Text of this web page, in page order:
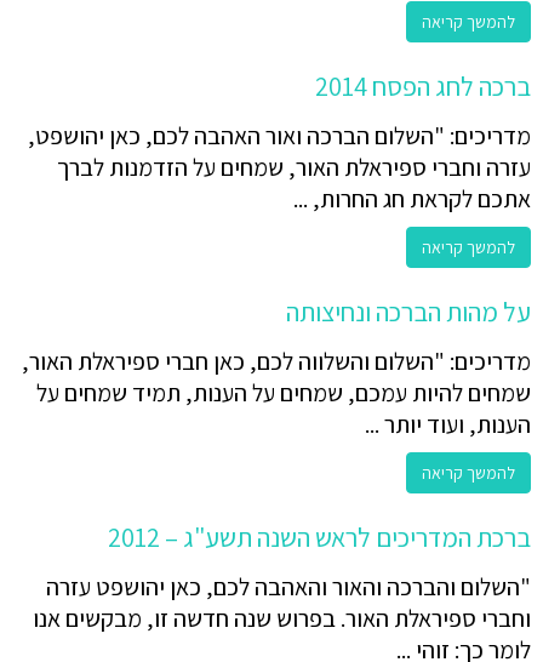
להמשך קריאה
ברכה לחג הפסח 2014
מדריכים: "השלום הברכה ואור האהבה לכם, כאן יהושפט,
עזרה וחברי ספיראלת האור, שמחים על הזדמנות לברך
אתכם לקראת חג החרות, ...
להמשך קריאה
על מהות הברכה ונחיצותה
מדריכים: "השלום והשלווה לכם, כאן חברי ספיראלת האור,
שמחים להיות עמכם, שמחים על הענות, תמיד שמחים על
הענות, ועוד יותר ...
להמשך קריאה
ברכת המדריכים לראש השנה תשע"ג – 2012
"השלום והברכה והאור והאהבה לכם, כאן יהושפט עזרה
וחברי ספיראלת האור. בפרוש שנה חדשה זו, מבקשים אנו
לומר כך: זוהי ...